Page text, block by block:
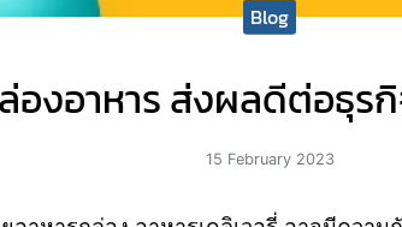
Blog
งอาหาร ส่งผลดีต่อธุรกิ
15 February 2023